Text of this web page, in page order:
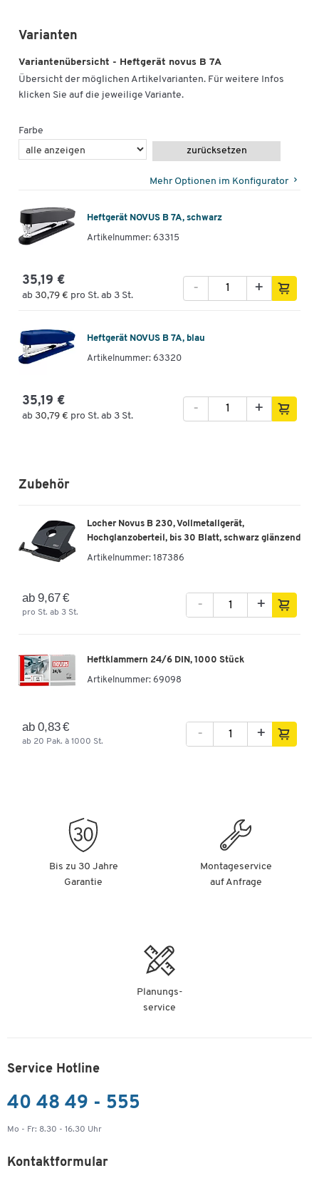
Varianten
Variantenübersicht - Heftgerät novus B 7A
Übersicht der möglichen Artikelvarianten. Für weitere Infos
klicken Sie auf die jeweilige Variante.
Farbe
zurücksetzen
Mehr Optionen im Konfigurator
Heftgerät NOVUS B 7A, schwarz
Artikelnummer: 63315
35,19 €
ab 30,79 € pro St. ab 3 St.
+
-
Heftgerät NOVUS B 7A, blau
Artikelnummer: 63320
35,19 €
ab 30,79 € pro St. ab 3 St.
+
-
Zubehör
Locher Novus B 230, Vollmetallgerät,
Hochglanzoberteil, bis 30 Blatt, schwarz glänzend
Artikelnummer: 187386
ab 9,67 €
pro St. ab 3 St.
- +
Heftklammern 24/6 DIN, 1000 Stück
Artikelnummer: 69098
ab 0,83 €
ab 20 Pak. à 1000 St.
- +
Bis zu 30 Jahre
Garantie
Montageservice
auf Anfrage
Planungs-
service
Service Hotline
40 48 49 - 555
Mo - Fr: 8.30 - 16.30 Uhr
Kontaktformular